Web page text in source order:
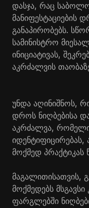
დასჯა, რაც
მანიფესტაციების
განაპირობებს.
სამინისტრო
ინიციატივას,
აკრძალვის
უნდა აღინიშნოს,
დროს ნიღბებისა
აკრძალვა,
მოქმედ პრაქტიკას
მაგალითისათვის,
მოქმედებს მსგავსი
ფარგლებში